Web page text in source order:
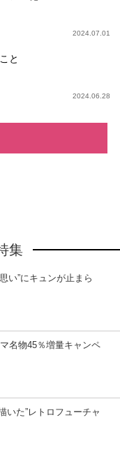
2024.07.01
と
2024.06.28
集
い”にキュンが止まら
名物45％増量キャンペ
た”レトロフューチャ